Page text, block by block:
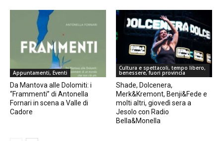
Appuntamenti, Eventi
Da Mantova alle Dolomiti: i
“Frammenti” di Antonella
Fornari in scena a Valle di
Cadore
Cultura e spettacoli, tempo libero,
benessere, fuori provincia
Shade, Dolcenera,
Merk&Kremont, Benji&Fede e
molti altri, giovedì sera a
Jesolo con Radio
Bella&Monella